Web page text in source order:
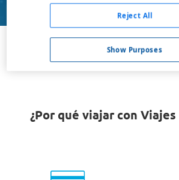
Buscar
VER TODOS LOS HOTELES
¿Por qué viajar con
Show Purposes
Reject All